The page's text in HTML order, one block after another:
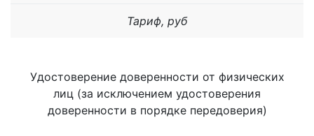
Тариф, руб
Удостоверение доверенности от физических
лиц (за исключением удостоверения
доверенности в порядке передоверия)